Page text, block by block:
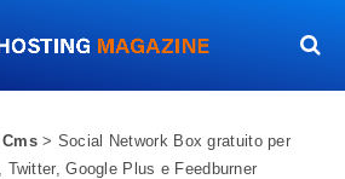
Cms> Social Network Box gratuito per
Google Plus e Feedburner